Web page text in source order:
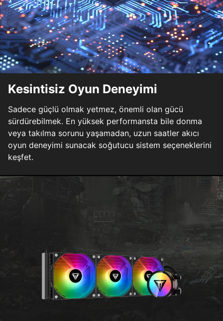
Kesintisiz Oyun Deneyimi
Sadece güçlü olmak yetmez, önemli olan gücü
sürdürebilmek. En yüksek performansta bile donma
veya takılma sorunu yaşamadan, uzun saatler akıcı
oyun deneyimi sunacak soğutucu sistem seçeneklerini
keşfet.